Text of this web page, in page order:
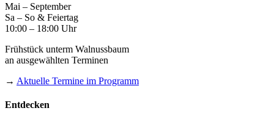
Mai – September
Sa – So & Feiertag
10:00 – 18:00 Uhr
Frühstück unterm Walnussbaum
an ausgewählten Terminen
→ Aktuelle Termine im Programm
Entdecken